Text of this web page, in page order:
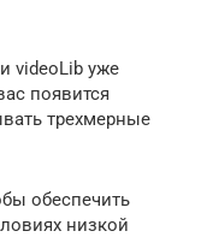
videoLib уже
появится
трехмерные
обеспечить
низкой